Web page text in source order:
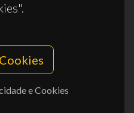
e Cookies